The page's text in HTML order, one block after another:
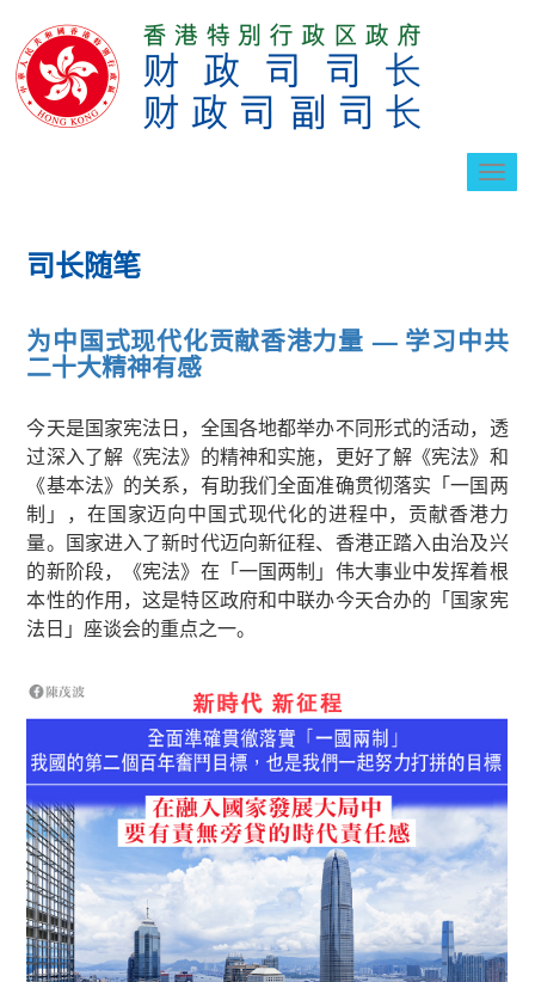
切
司长随笔
为中国式现代化贡献香港力量 — 学习中共
二十大精神有感
今天是国家宪法日，全国各地都举办不同形式的活动，透
过深入了解《宪法》的精神和实施，更好了解《宪法》和
《基本法》的关系，有助我们全面准确贯彻落实「一国两
制」，在国家迈向中国式现代化的进程中，贡献香港力
量。国家进入了新时代迈向新征程、香港正踏入由治及兴
的新阶段，《宪法》在「一国两制」伟大事业中发挥着根
本性的作用，这是特区政府和中联办今天合办的「国家宪
法日」座谈会的重点之一。